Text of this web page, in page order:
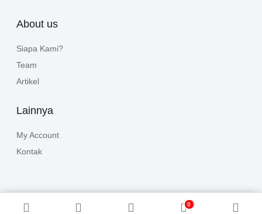
About us
Siapa Kami?
Team
Artikel
Lainnya
My Account
Kontak
Copyright © 2024, All rights reserved. Powered byHalloPets
0